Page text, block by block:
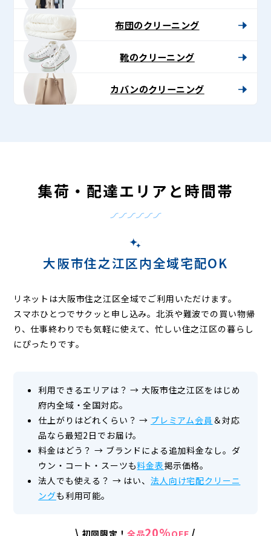
布団のクリーニング
靴のクリーニング
カバンのクリーニング
集荷・配達エリアと時間帯
大阪市住之江区内全域宅配OK
リネットは大阪市住之江区全域でご利用いただけます。
スマホひとつでサクッと申し込み。北浜や難波での買い物帰
り、仕事終わりでも気軽に使えて、忙しい住之江区の暮らし
にぴったりです。
利用できるエリアは？ →大阪市住之江区をはじめ
府内全域・全国対応。
仕上がりはどれくらい？ → プレミアム会員 ＆対応
品なら最短2日でお届け。
料金はどう？ → ブランドによる追加料金なし。ダ
ウン・コート・スーツも料金表掲示価格。
法人でも使える？ → はい、 法人向け宅配クリーニ
ングも利用可能。
\ 20% /